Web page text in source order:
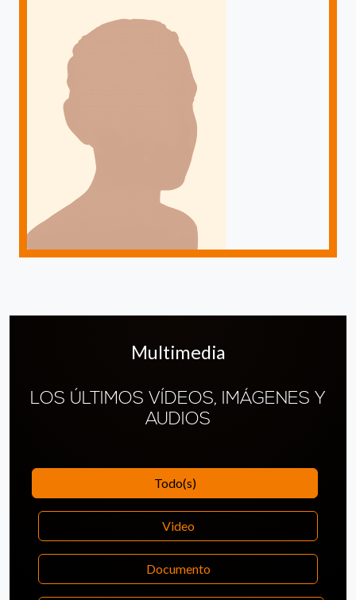
Multimedia
LOS ÚLTIMOS VÍDEOS, IMÁGENES Y
AUDIOS
Todo(s)
Video
Documento